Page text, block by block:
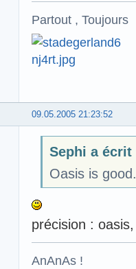
Partout , Toujours
09.05.2005 21:23:52
Sephi a écrit
Oasis is good.
précision :
AnAnAs !